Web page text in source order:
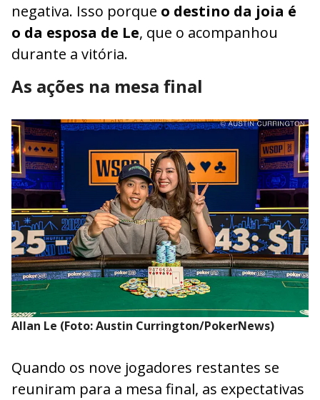
negativa. Isso porque o destino da joia é
o da esposa de Le, que o acompanhou
durante a vitória.
As ações na mesa final
Allan Le (Foto: Austin Currington/PokerNews)
Quando os nove jogadores restantes se
reuniram para a mesa final, as expectativas